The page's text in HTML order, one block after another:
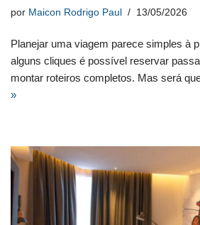
por Maicon Rodrigo Paul 13/05/2026
Planejar uma viagem parece simples à
alguns cliques é possível reservar
montar roteiros completos. Mas será
»